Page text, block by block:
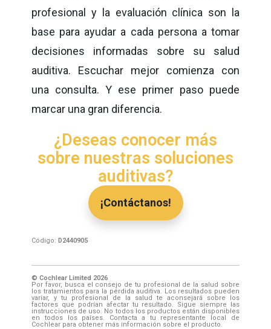
profesional y la evaluación clínica son la
base para ayudar a cada persona a tomar
decisiones informadas sobre su salud
auditiva. Escuchar mejor comienza con
una consulta. Y ese primer paso puede
marcar una gran diferencia.
¿Deseas conocer más
sobre nuestras soluciones
auditivas?
¡Contáctanos!
Código:D2440905
© Cochlear Limited 2026
Por favor, busca el consejo de tu profesional de la salud sobre
los tratamientos para la pérdida auditiva. Los resultados pueden
variar, y tu profesional de la salud te aconsejará sobre los
factores que podrían afectar tu resultado. Sigue siempre las
instrucciones de uso. No todos los productos están disponibles
en todos los países. Contacta a tu representante local de
Cochlear para obtener más información sobre el producto.